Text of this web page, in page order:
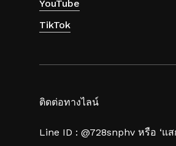
YouTube
TikTok
ติดต่อทางไลน์
Line ID : @728snphv หรือ ‘แส